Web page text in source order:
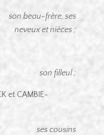
ses
neveux et nièces ;
son filleul ;
et CAMBIE-
ses cousins